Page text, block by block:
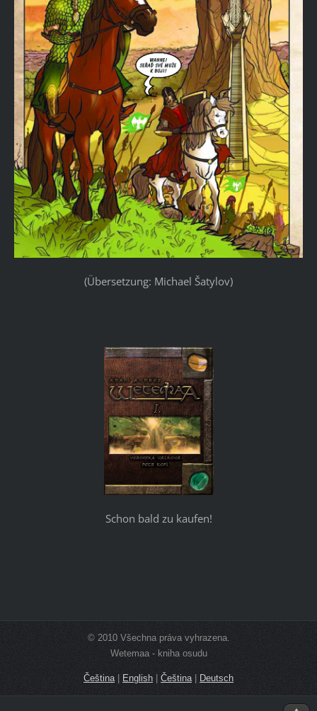
(Übersetzung: Michael Šatylov)
Schon bald zu kaufen!
© 2010 Všechna práva vyhrazena.
Wetemaa - kniha osudu
Čeština | English Čeština |Deutsch